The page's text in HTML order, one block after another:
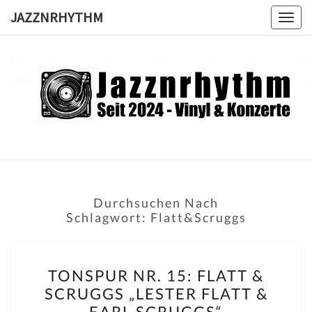
JAZZNRHYTHM
Seit
2024 –
Durchsuchen Nach
Schlagwort: Flatt&Scruggs
NR.
15:
TONSPUR NR. 15: FLATT &
SCRUGGS „LESTER FLATT &